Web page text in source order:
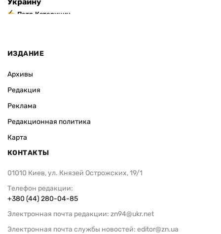
Петр Катеринич
ИЗДАНИЕ
Архивы
Редакция
Реклама
Редакционная политика
Карта
КОНТАКТЫ
01010 Киев, ул. Князей Острожских, 19/1
Телефон редакции:
+380 (44) 280-04-85
Электронная почта редакции: zn94@ukr.net
Электронная почта службы новостей: editor@zn.ua